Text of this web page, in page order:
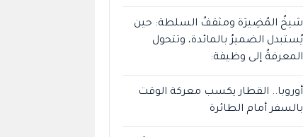
شيخُ المُضِيرَة ومثقفُ السلطة: حين
يُستبدل الضميرُ بالمائدة، وتتحول
المعرفةُ إلى وظيفة:
أوروبا.. القطار يكسب معركة الوقت
بالسفر أمام الطائرة